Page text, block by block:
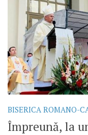
BISERICA ROMANO-
Împreună, la